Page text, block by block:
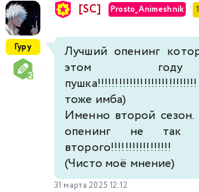
Гуру
[SC] Prosto_Animeshnik
Лучший опенинг
этом году
тоже имба)
Именно второй сезон.
опенинг не так
второго!!!!!!!!!!!!!!!!!
(Чисто моё мнение)
31 марта 2025 12:12